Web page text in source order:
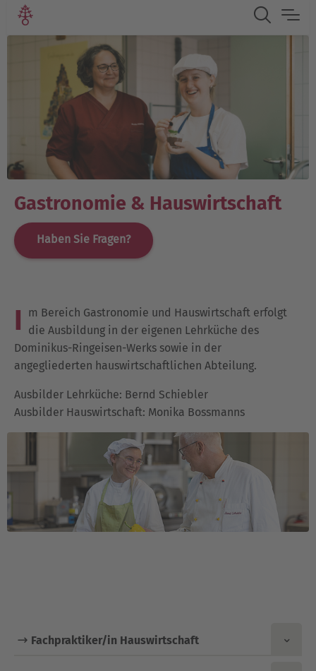
Gastronomie & Hauswirtschaft
Haben Sie Fragen?
I
m Bereich Gastronomie und Hauswirtschaft erfolgt
die Ausbildung in der eigenen Lehrküche des
Dominikus-Ringeisen-Werks sowie in der
angegliederten hauswirtschaftlichen Abteilung.
Ausbilder Lehrküche: Bernd Schiebler
Ausbilder Hauswirtschaft: Monika Bossmanns
Fachpraktiker/in Hauswirtschaft